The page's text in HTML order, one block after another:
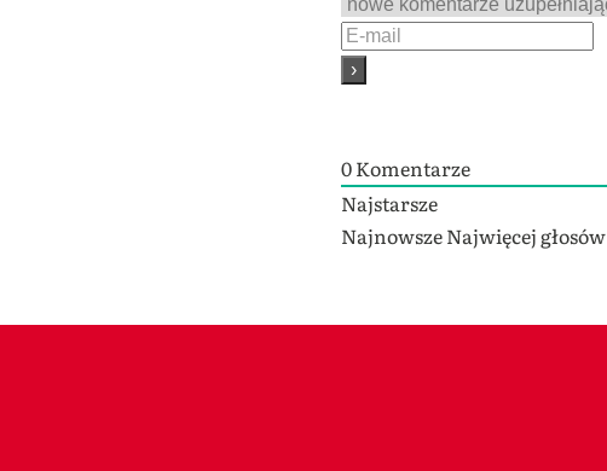
0Komentarze
Najstarsze
NajnowszeNajwięcej głosów